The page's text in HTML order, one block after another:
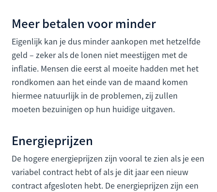
Meer betalen voor minder
Eigenlijk kan je dus minder aankopen met hetzelfde
geld – zeker als de lonen niet meestijgen met de
inflatie. Mensen die eerst al moeite hadden met het
rondkomen aan het einde van de maand komen
hiermee natuurlijk in de problemen, zij zullen
moeten bezuinigen op hun huidige uitgaven.
Energieprijzen
De hogere energieprijzen zijn vooral te zien als je een
variabel contract hebt of als je dit jaar een nieuw
contract afgesloten hebt. De energieprijzen zijn een